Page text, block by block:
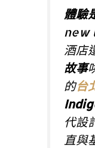
體驗
new
酒店
故事
的台
代設
直與